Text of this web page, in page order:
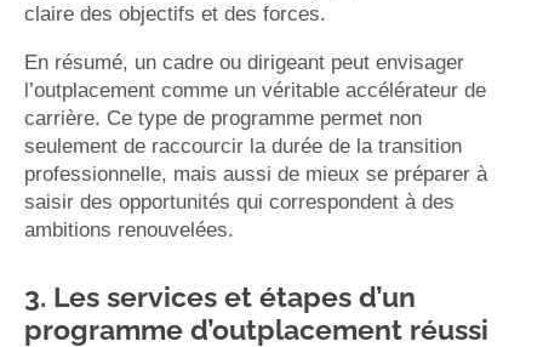
claire des objectifs et des forces.
En résumé, un cadre ou dirigeant peut envisager
l’outplacement comme un véritable accélérateur de
carrière. Ce type de programme permet non
seulement de raccourcir la durée de la transition
professionnelle, mais aussi de mieux se préparer à
saisir des opportunités qui correspondent à des
ambitions renouvelées.
3. Les services et étapes d’un
programme d’outplacement réussi